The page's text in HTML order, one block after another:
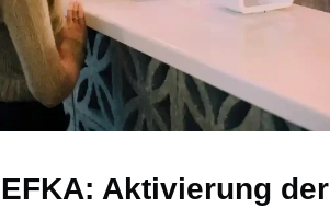
EFKA: Aktivierung der